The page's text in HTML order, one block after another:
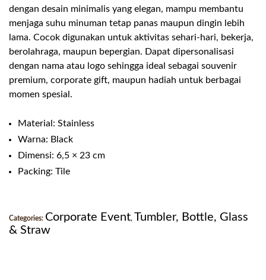
dengan desain minimalis yang elegan, mampu membantu
menjaga suhu minuman tetap panas maupun dingin lebih
lama. Cocok digunakan untuk aktivitas sehari-hari, bekerja,
berolahraga, maupun bepergian. Dapat dipersonalisasi
dengan nama atau logo sehingga ideal sebagai souvenir
premium, corporate gift, maupun hadiah untuk berbagai
momen spesial.
Material: Stainless
Warna: Black
Dimensi: 6,5 × 23 cm
Packing: Tile
Categories: Corporate Event, Tumbler, Bottle, Glass
& Straw